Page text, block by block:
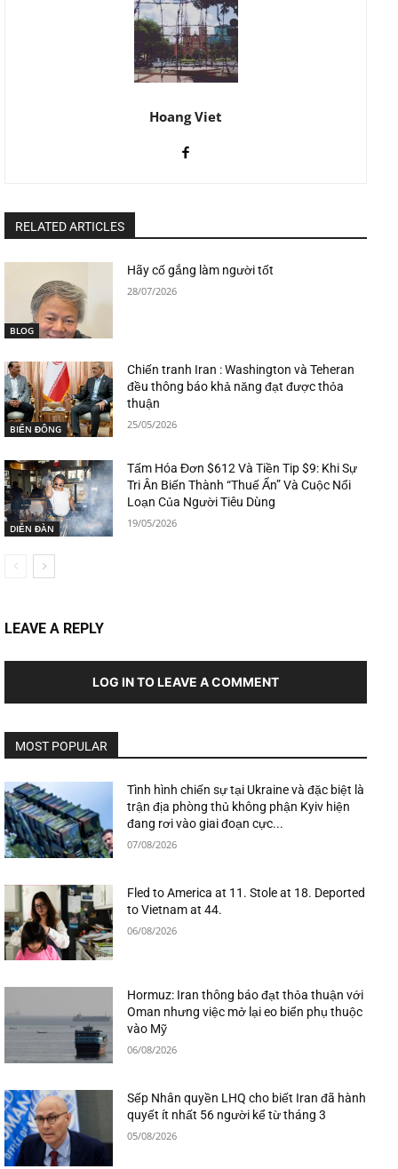
Hoang Viet
RELATED ARTICLES
BLOG
Hãy cố gắng làm người tốt
28/07/2026
BIỂN ĐÔNG
Chiến tranh Iran : Washington và Teheran
đều thông báo khả năng đạt được thỏa
thuận
25/05/2026
DIỄN ĐÀN
Tấm Hóa Đơn $612 Và Tiền Tip $9: Khi Sự
Tri Ân Biến Thành “Thuế Ẩn” Và Cuộc Nổi
Loạn Của Người Tiêu Dùng
19/05/2026
LEAVE A REPLY
LOG IN TO LEAVE A COMMENT
MOST POPULAR
Tình hình chiến sự tại Ukraine và đặc biệt là
trận địa phòng thủ không phận Kyiv hiện
đang rơi vào giai đoạn cực...
07/08/2026
Fled to America at 11. Stole at 18. Deported
to Vietnam at 44.
06/08/2026
Hormuz: Iran thông báo đạt thỏa thuận với
Oman nhưng việc mở lại eo biển phụ thuộc
vào Mỹ
06/08/2026
Sếp Nhân quyền LHQ cho biết Iran đã hành
quyết ít nhất 56 người kể từ tháng 3
05/08/2026